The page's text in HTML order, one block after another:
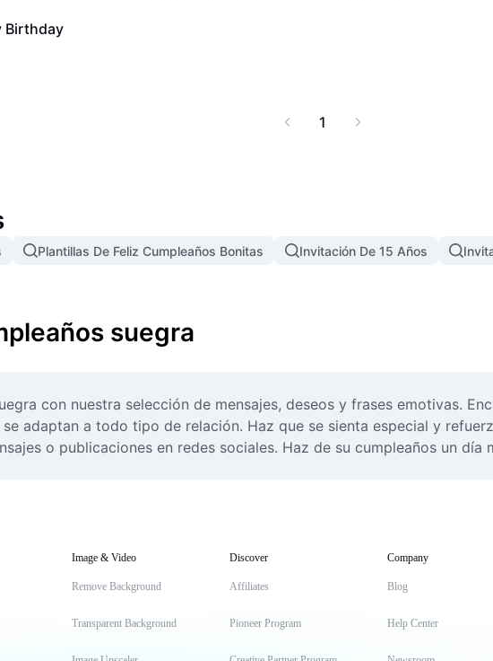
Birthday
1
Plantillas De Feliz Cumpleaños Bonitas Invitación De 15 Años
suegra
con nuestra selección de mensajes, deseos y frases emotivas.
adaptan a todo tipo de relación. Haz que se sienta especial y
o publicaciones en redes sociales. Haz de su cumpleaños un
Image & Video
Remove Background
Transparent Background
Discover
Affiliates
Pioneer Program
Company
Blog
Help Center